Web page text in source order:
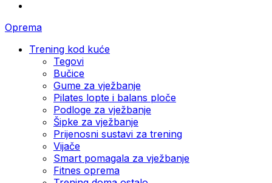
Oprema
Trening kod kuće
Tegovi
Bučice
Gume za vježbanje
Pilates lopte i balans ploče
Podloge za vježbanje
Šipke za vježbanje
Prijenosni sustavi za trening
Vijače
Smart pomagala za vježbanje
Fitnes oprema